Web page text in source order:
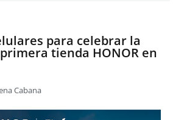
para celebrar la
tienda HONOR en
Cabana